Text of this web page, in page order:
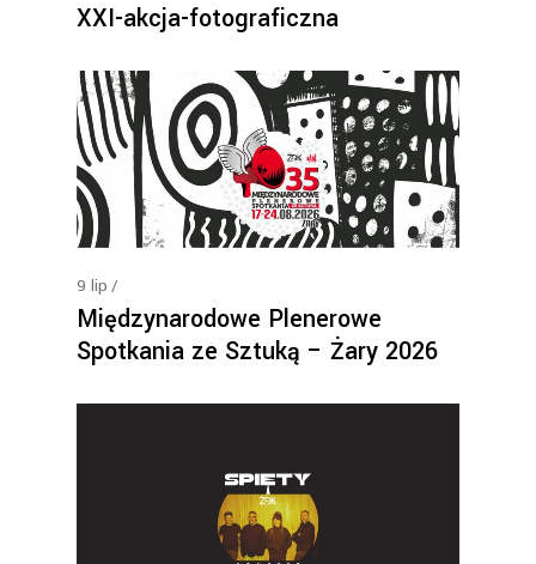
XXI-akcja-fotograficzna
9 lip
Międzynarodowe Plenerowe
Spotkania ze Sztuką – Żary 2026